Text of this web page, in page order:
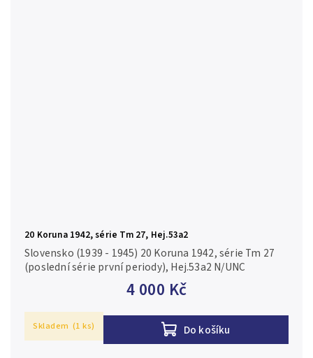
20 Koruna 1942, série Tm 27, Hej.53a2
4 000 Kč
Do košíku
Slovensko (1939 - 1945) 20 Koruna 1942, série Tm 27
(poslední série první periody), Hej.53a2 N/UNC
Skladem (1 ks)